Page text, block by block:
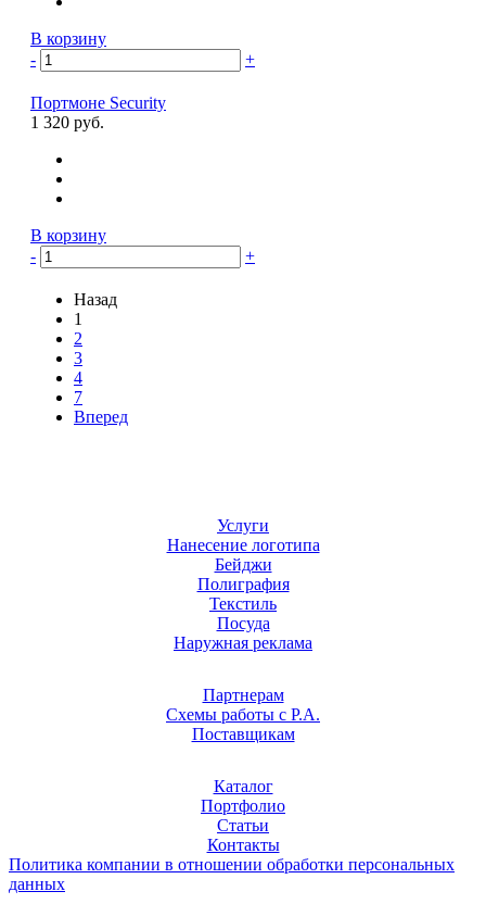
В корзину
-
+
Портмоне Security
1 320 руб.
В корзину
-
+
Назад
1
2
3
4
7
Вперед
Услуги
Нанесение логотипа
Бейджи
Полиграфия
Текстиль
Посуда
Наружная реклама
Партнерам
Схемы работы с Р.А.
Поставщикам
Каталог
Портфолио
Статьи
Контакты
Политика компании в отношении обработки персональных
данных